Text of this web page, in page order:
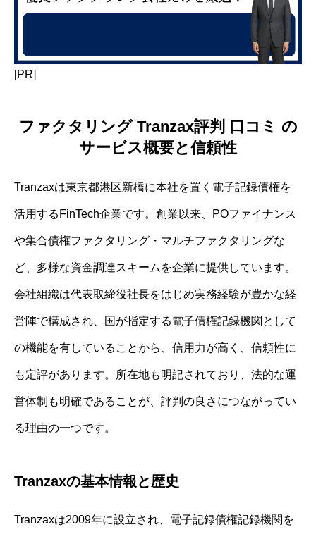
[PR]
ファクタリング Tranzax評判 口コミ の
サービス概要と信頼性
Tranzaxは東京都港区新橋に本社を置く電子記録債権を
活用するFinTech企業です。創業以来、POファイナンス
や集合債権ファクタリング・マルチファクタリングな
ど、多様な資金調達スキームを企業に提供しています。
会社組織は代表取締役社長をはじめ実務経験が豊かな経
営陣で構成され、国が指定する電子債権記録機関として
の機能を有していることから、信用力が高く、信頼性に
も定評があります。所在地も明記されており、法的な運
営体制も明確であることが、評判の良さにつながってい
る理由の一つです。
Tranzaxの基本情報と歴史
Tranzaxは2009年に設立され、電子記録債権記録機関を